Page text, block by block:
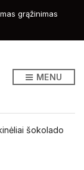
grąžinimas
MENU
šokolado